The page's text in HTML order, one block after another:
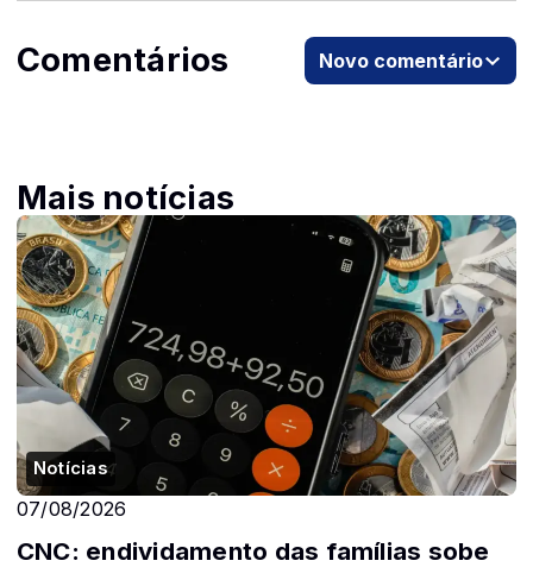
Comentários Novo comentário
Mais notícias
Notícias
07/08/2026
CNC: endividamento das famílias sobe